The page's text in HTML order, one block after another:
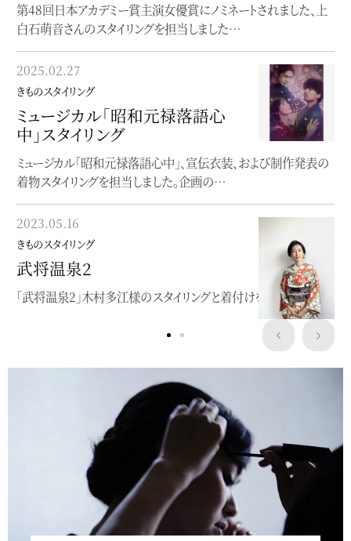
第48回日本アカデミー賞主演女優賞にノミネートされました、上
白石萌音さんのスタイリングを担当しました…
2025.02.27
きものスタイリング
ミュージカル「昭和元禄落語心
中」スタイリング
ミュージカル「昭和元禄落語心中」、宣伝衣装、および制作発表の
着物スタイリングを担当しました。企画の…
2023.05.16
きものスタイリング
武将温泉2
「武将温泉2」木村多江様のスタイリングと着付けを担当。
お手伝いした山崎陽子さんのゆかた本が発売になりました
2023.03.19
きものスタイリング
ニベア花王UV TVCM
田中みな実さんが浴衣をお召しの新CMが公開になりました
2023.02.12
きものスタイリング
最上級の品と艶！和美人メイク
が公開
小田切ヒロさんのHIROBEAUTYCHANNELで着物メイク
Service